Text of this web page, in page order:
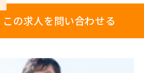
この求人を問い合わせる